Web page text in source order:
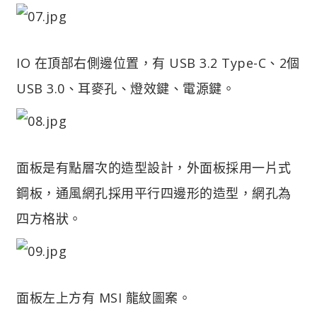
IO 在頂部右側邊位置，有 USB 3.2 Type-C、2個
USB 3.0、耳麥孔、燈效鍵、電源鍵。
面板是有點層次的造型設計，外面板採用一片式
鋼板，通風網孔採用平行四邊形的造型，網孔為
四方格狀。
面板左上方有 MSI 龍紋圖案。